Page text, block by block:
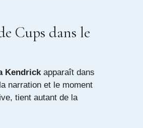
Cups dans le
Kendrickapparaît dans
narration et le moment
tient autant de la